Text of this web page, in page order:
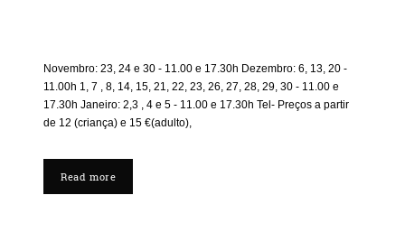
Novembro: 23, 24 e 30 - 11.00 e 17.30h Dezembro: 6, 13, 20 -
11.00h 1, 7 , 8, 14, 15, 21, 22, 23, 26, 27, 28, 29, 30 - 11.00 e
17.30h Janeiro: 2,3 , 4 e 5 - 11.00 e 17.30h Tel- Preços a partir
de 12 (criança) e 15 €(adulto),
Read more